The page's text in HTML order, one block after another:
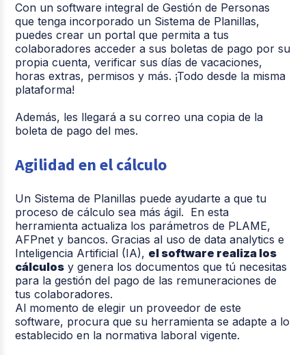
Con un software integral de Gestión de Personas
que tenga incorporado un Sistema de Planillas,
puedes crear un portal que permita a tus
colaboradores acceder a sus boletas de pago por su
propia cuenta, verificar sus días de vacaciones,
horas extras, permisos y más. ¡Todo desde la misma
plataforma!
Además, les llegará a su correo una copia de la
boleta de pago del mes.
Agilidad en el cálculo
Un Sistema de Planillas puede ayudarte a que tu
proceso de cálculo sea más ágil. En esta
herramienta actualiza los parámetros de PLAME,
AFPnet y bancos. Gracias al uso de data analytics e
Inteligencia Artificial (IA), el software realiza los
cálculos y genera los documentos que tú necesitas
para la gestión del pago de las remuneraciones de
tus colaboradores.
Al momento de elegir un proveedor de este
software, procura que su herramienta se adapte a lo
establecido en la normativa laboral vigente.